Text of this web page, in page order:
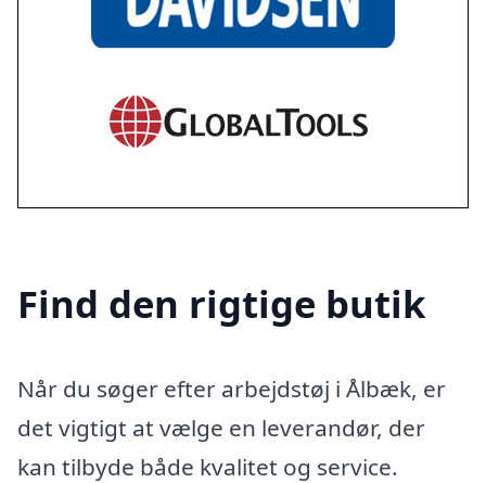
Find den rigtige butik
Når du søger efter arbejdstøj i Ålbæk, er
det vigtigt at vælge en leverandør, der
kan tilbyde både kvalitet og service.